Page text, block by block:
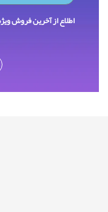
اطلاع از آخرین فروش